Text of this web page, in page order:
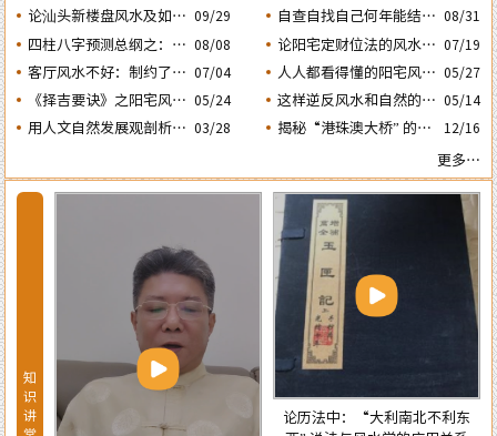
境观教你怎样选购住宅房
子及正确的装修布局规划
鹏戏龟”和“儒子牛”的风
水格局……
论汕头新楼盘风水及如何
正确化解“门、主、灶”
的煞气
09/29
自查自找自己何年能结婚
生子？四柱“红鸾、天
喜” 二星临年运是否就一
定能结婚生子？
08/31
四柱八字预测总纲之：生
成四柱八字的依据及日月
五星主政的各自特性……
08/08
论阳宅定财位法的风水依
据及怎样正确运用财位催
财
07/19
客厅风水不好：制约了家
庭运势及汕头经济发
07/04
人人都看得懂的阳宅风水
通用口诀
05/27
《择吉要诀》之阳宅风水
择日法
05/24
这样逆反风水和自然的室
内布局房子，千万不能
买！
05/14
用人文自然发展观剖析相 03/28
揭秘“港珠澳大桥” 的建
12/16
更多…
知
识
讲
论历法中：“大利南北不利东